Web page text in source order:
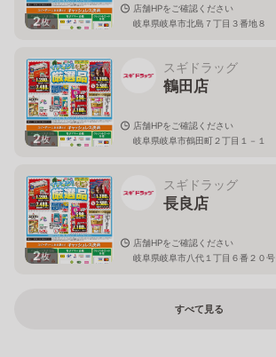
2枚
店舗HPをご確認ください
岐阜県岐阜市北島７丁目３番地８
2枚
スギドラッグ
鶴田店
店舗HPをご確認ください
岐阜県岐阜市鶴田町２丁目１－１
2枚
スギドラッグ
長良店
店舗HPをご確認ください
岐阜県岐阜市八代１丁目６番２０号
すべて見る